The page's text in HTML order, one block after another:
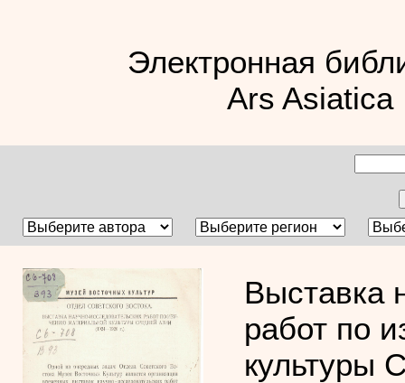
Электронная
Ars Asiatica
Выставка
работ по
культуры